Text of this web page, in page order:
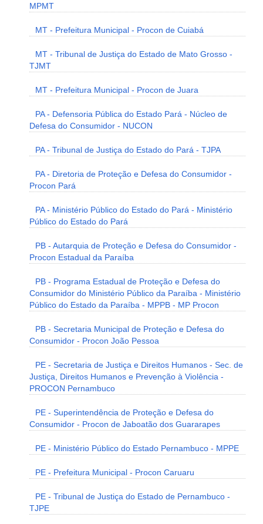
MPMT
MT - Prefeitura Municipal - Procon de Cuiabá
MT - Tribunal de Justiça do Estado de Mato Grosso -
TJMT
MT - Prefeitura Municipal - Procon de Juara
PA - Defensoria Pública do Estado Pará - Núcleo de
Defesa do Consumidor - NUCON
PA - Tribunal de Justiça do Estado do Pará - TJPA
PA - Diretoria de Proteção e Defesa do Consumidor -
Procon Pará
PA - Ministério Público do Estado do Pará - Ministério
Público do Estado do Pará
PB - Autarquia de Proteção e Defesa do Consumidor -
Procon Estadual da Paraíba
PB - Programa Estadual de Proteção e Defesa do
Consumidor do Ministério Público da Paraíba - Ministério
Público do Estado da Paraíba - MPPB - MP Procon
PB - Secretaria Municipal de Proteção e Defesa do
Consumidor - Procon João Pessoa
PE - Secretaria de Justiça e Direitos Humanos - Sec. de
Justiça, Direitos Humanos e Prevenção à Violência -
PROCON Pernambuco
PE - Superintendência de Proteção e Defesa do
Consumidor - Procon de Jaboatão dos Guararapes
PE - Ministério Público do Estado Pernambuco - MPPE
PE - Prefeitura Municipal - Procon Caruaru
PE - Tribunal de Justiça do Estado de Pernambuco -
TJPE